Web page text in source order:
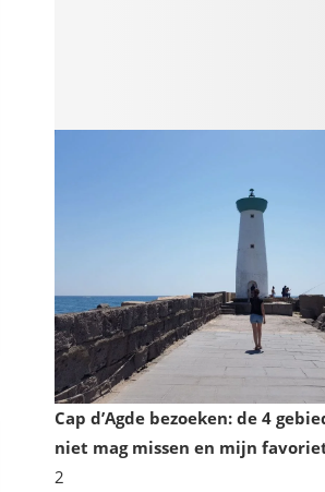
Cap d’Agde bezoeken: de 4
niet mag missen en mijn
2